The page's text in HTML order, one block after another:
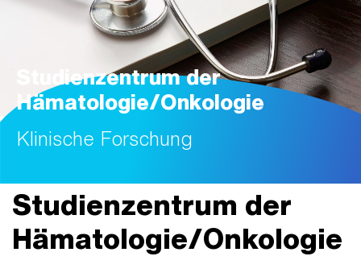
Studienzentrum der
Hämatologie/Onkologie
Klinische Forschung
Studienzentrum der
Hämatologie/Onkologie